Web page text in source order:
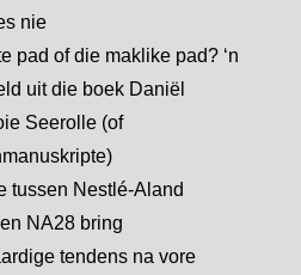
nie
pad of die maklike pad? ‘n
uit die boek Daniël
Seerolle (of
tussen Nestlé-Aland
NA28 bring
tendens na vore